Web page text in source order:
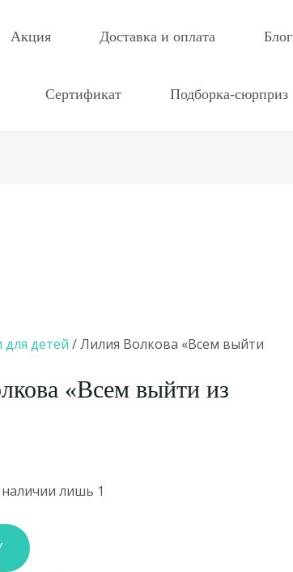
Акция Доставка и оплата Блог
Сертификат Подборка-сюрприз
для детей / Лилия Волкова «Всем выйти
«Всем выйти из
лишь 1